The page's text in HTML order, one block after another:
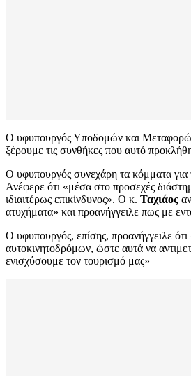
Ο υφυπουργός Υποδομών και
ξέρουμε τις συνθήκες που αυτό
Ο υφυπουργός συνεχάρη τα κόμματα για
Ανέφερε ότι «μέσα στο προσεχές
ιδιαιτέρως επικίνδυνος». Ο κ. Ταχιάος
ατυχήματα» και προανήγγειλε πως με
Ο υφυπουργός, επίσης, προανήγγειλε
αυτοκινητοδρόμων, ώστε αυτά να
ενισχύσουμε τον τουρισμό μας»